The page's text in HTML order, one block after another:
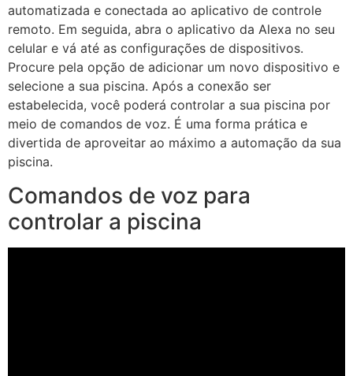
automatizada e conectada ao aplicativo de controle
remoto. Em seguida, abra o aplicativo da Alexa no seu
celular e vá até as configurações de dispositivos.
Procure pela opção de adicionar um novo dispositivo e
selecione a sua piscina. Após a conexão ser
estabelecida, você poderá controlar a sua piscina por
meio de comandos de voz. É uma forma prática e
divertida de aproveitar ao máximo a automação da sua
piscina.
Comandos de voz para
controlar a piscina